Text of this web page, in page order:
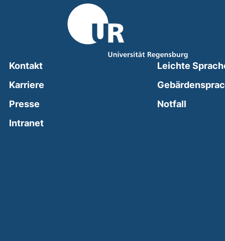
Kontakt
Karriere
Presse
Intranet(external link, opens in a new window)
Leichte
Notfall